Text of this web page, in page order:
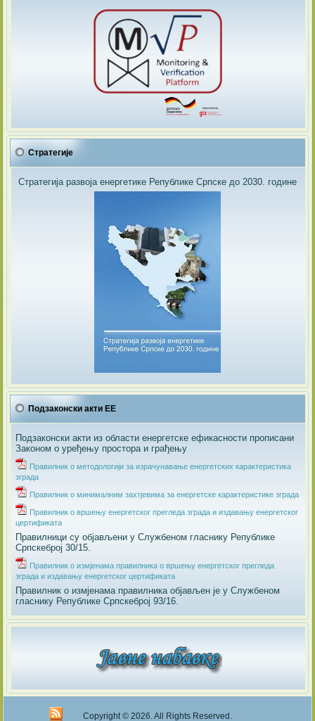
Стратегије
Стратегија развоја енергетике Републике Српске до 2030. године
Подзаконски акти ЕЕ
Подзаконски акти из области енергетске ефикасности прописани
Законом о уређењу простора и грађењу
Правилник о методологији за израчунавање енергетских карактеристика
зграда
Правилник о минималним захтјевима за енергетске карактеристике зграда
Правилник о вршењу енергетског прегледа зграда и издавању енергетског
цертификата
Правилници су објављени у Службеном гласнику Републике
Српскеброј 30/15.
Правилник о измјенама правилника о вршењу енергетског прегледа
зграда и издавању енергетског цертификата
Правилник о измјенама правилника објављен је у Службеном
гласнику Републике Српскеброј 93/16.
Copyright © 2026. All Rights Reserved.